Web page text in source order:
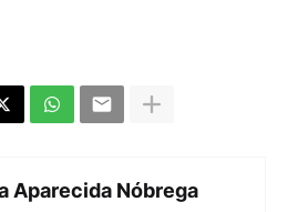
Aparecida Nóbrega